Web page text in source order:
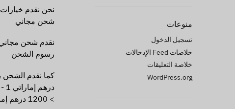
نحن نقدم
شحن مجاني
نقدم شحن مجاني على
رسوم الشحن
كما نقدم الشحن
درهم إماراتي 1 - 1199 درهم إماراتي 20.00.00
> 1200 درهم إماراتي مجاناً
منوعات
تسجيل الدخول
خلاصات Feed الإدخالات
خلاصة التعليقات
WordPress.org